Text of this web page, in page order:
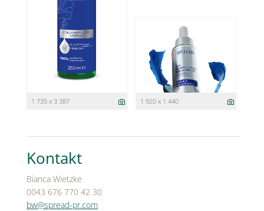
1 735 x 3 387 1 920 x 1 440
Kontakt
Bianca Wietzke
0043 676 770 42 30
bw@spread-pr.com